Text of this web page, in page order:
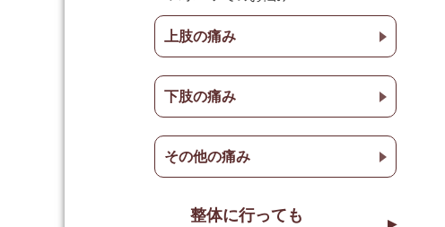
上肢の痛み
下肢の痛み
その他の痛み
整体に行っても